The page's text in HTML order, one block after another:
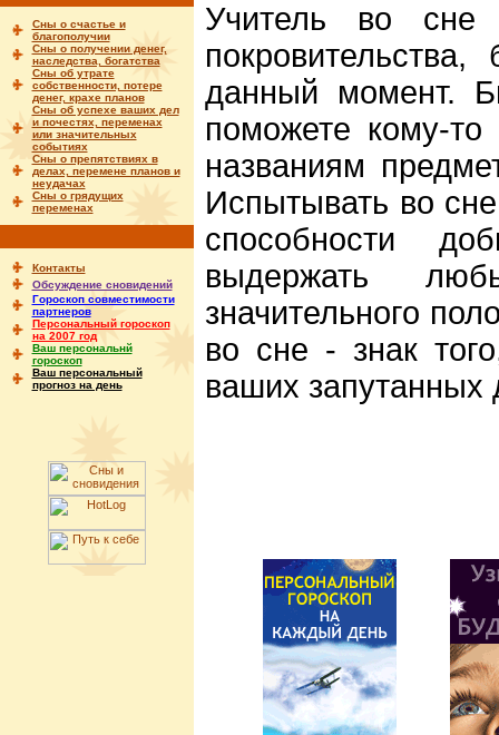
Сны о счастье и
благополучии
Сны о получении денег,
наследства, богатства
Сны об утрате
собственности, потере
денег, крахе планов
Сны об успехе ваших дел
и почестях, переменах
или значительных
событиях
Сны о препятствиях в
делах, перемене планов и
неудачах
Сны о грядущих
переменах
Контакты
Обсуждение сновидений
Гороскоп совместимости
партнеров
Персональный гороскоп
на 2007 год
Ваш персональнй
гороскоп
Ваш персональный
прогноз на день
Учитель во
данный момент.
поможете кому-
названиям
Испытывать во
способности
выдержать
значительного
во сне - знак
ваших запутанных